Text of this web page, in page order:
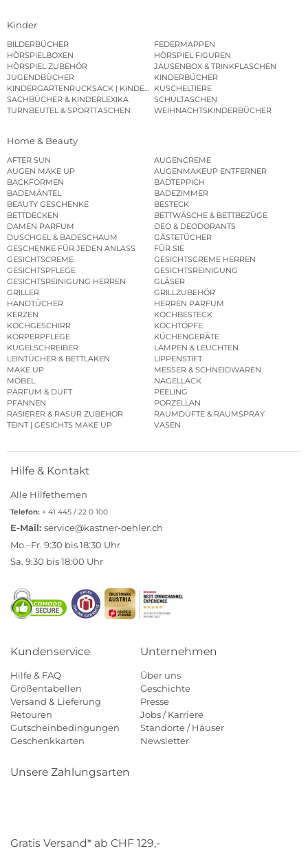
Kinder
BILDERBÜCHER
FEDERMAPPEN
HÖRSPIELBOXEN
HÖRSPIEL FIGUREN
HÖRSPIEL ZUBEHÖR
JAUSENBOX & TRINKFLASCHEN
JUGENDBÜCHER
KINDERBÜCHER
KINDERGARTENRUCKSACK | KINDERGARTENBEUTEL
KUSCHELTIERE
SACHBÜCHER & KINDERLEXIKA
SCHULTASCHEN
TURNBEUTEL & SPORTTASCHEN
WEIHNACHTSKINDERBÜCHER
Home & Beauty
AFTER SUN
AUGENCREME
AUGEN MAKE UP
AUGENMAKEUP ENTFERNER
BACKFORMEN
BADTEPPICH
BADEMÄNTEL
BADEZIMMER
BEAUTY GESCHENKE
BESTECK
BETTDECKEN
BETTWÄSCHE & BETTBEZÜGE
DAMEN PARFUM
DEO & DEODORANTS
DUSCHGEL & BADESCHAUM
GÄSTETÜCHER
GESCHENKE FÜR JEDEN ANLASS
FÜR SIE
GESICHTSCREME
GESICHTSCREME HERREN
GESICHTSPFLEGE
GESICHTSREINIGUNG
GESICHTSREINIGUNG HERREN
GLÄSER
GRILLER
GRILLZUBEHÖR
HANDTÜCHER
HERREN PARFUM
KERZEN
KOCHBESTECK
KOCHGESCHIRR
KOCHTÖPFE
KÖRPERPFLEGE
KÜCHENGERÄTE
KUGELSCHREIBER
LAMPEN & LEUCHTEN
LEINTÜCHER & BETTLAKEN
LIPPENSTIFT
MAKE UP
MESSER & SCHNEIDWAREN
MÖBEL
NAGELLACK
PARFUM & DUFT
PEELING
PFANNEN
PORZELLAN
RASIERER & RASUR ZUBEHÖR
RAUMDÜFTE & RAUMSPRAY
TEINT | GESICHTS MAKE UP
VASEN
Hilfe & Kontakt
Alle Hilfethemen
Telefon: + 41 445 / 22 0 100
E-Mail: service@kastner-oehler.ch
Mo.–Fr. 9:30 bis 18:30 Uhr
Sa. 9:30 bis 18:00 Uhr
Kundenservice
Hilfe & FAQ
Größentabellen
Versand & Lieferung
Retouren
Gutscheinbedingungen
Geschenkkarten
Unternehmen
Über uns
Geschichte
Presse
Jobs / Karriere
Standorte / Häuser
Newsletter
Unsere Zahlungsarten
Gratis Versand* ab CHF 129,-